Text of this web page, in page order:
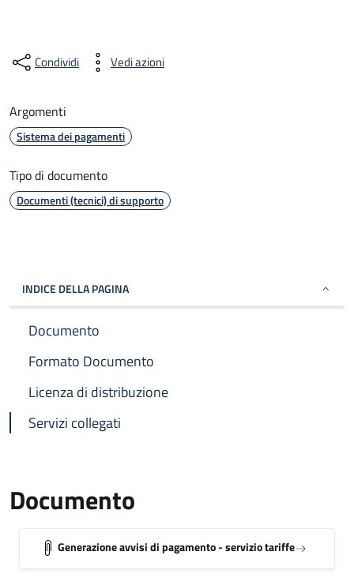
Condividi Vedi azioni
Argomenti
Sistema dei pagamenti
Tipo di documento
Documenti (tecnici) di supporto
INDICE DELLA PAGINA
Documento
Formato Documento
Licenza di distribuzione
Servizi collegati
Documento
Generazione avvisi di pagamento - servizio tariffe